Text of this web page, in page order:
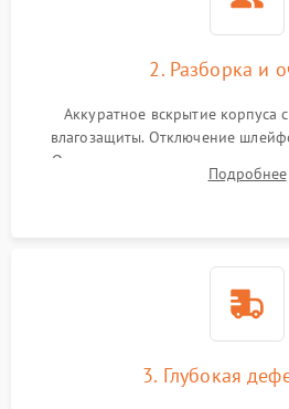
2. Разборка и
Аккуратное вскрытие корпуса
влагозащиты. Отключение
Очистка внутренних плат от
обработка германиевогоПодробнее
3. Глубокая